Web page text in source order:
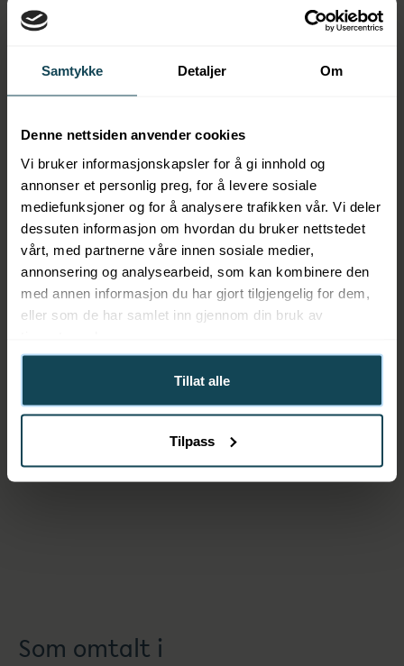
Samtykke Detaljer Om
Denne nettsiden anvender cookies
Vi bruker informasjonskapsler for å gi innhold og
annonser et personlig preg, for å levere sosiale
mediefunksjoner og for å analysere trafikken vår. Vi deler
dessuten informasjon om hvordan du bruker nettstedet
vårt, med partnerne våre innen sosiale medier,
annonsering og analysearbeid, som kan kombinere den
med annen informasjon du har gjort tilgjengelig for dem,
eller som de har samlet inn gjennom din bruk av
Tillat alle
Tilpass
fra konsepteier og franchisegiver KOK Norge.
Nå har vi 9 badstuer i Oslo, fordelt på 4 på Aker Brygge,
For media
Trenger du bilder til din sak? Trykk på knappen under.
Disse kan fritt brukes i saker som handler om KOK.
Husk kreditering til fotograf, som ligger i filnavnet.
Finner du ikke det du er ute etter eller i kvaliteten du
Kontakt
Som omtalt i